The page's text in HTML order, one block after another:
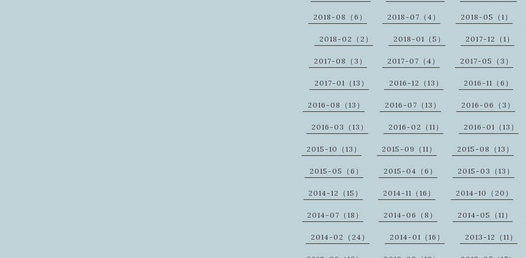
2018-08（6） 2018-07（4） 2018-05（1）
2018-02（2） 2018-01（5） 2017-12（1）
2017-08（3） 2017-07（4） 2017-05（3）
2017-01（13） 2016-12（13） 2016-11（6）
2016-08（13） 2016-07（13） 2016-06（3）
2016-03（13） 2016-02（11） 2016-01（13）
2015-10（13） 2015-09（11） 2015-08（13）
2015-05（6） 2015-04（6） 2015-03（13）
2014-12（15） 2014-11（16） 2014-10（20）
2014-07（18） 2014-06（8） 2014-05（11）
2014-02（24） 2014-01（16） 2013-12（11）